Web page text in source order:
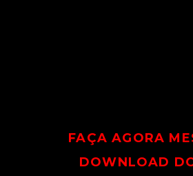
FAÇA AGORA
DOWNLOAD